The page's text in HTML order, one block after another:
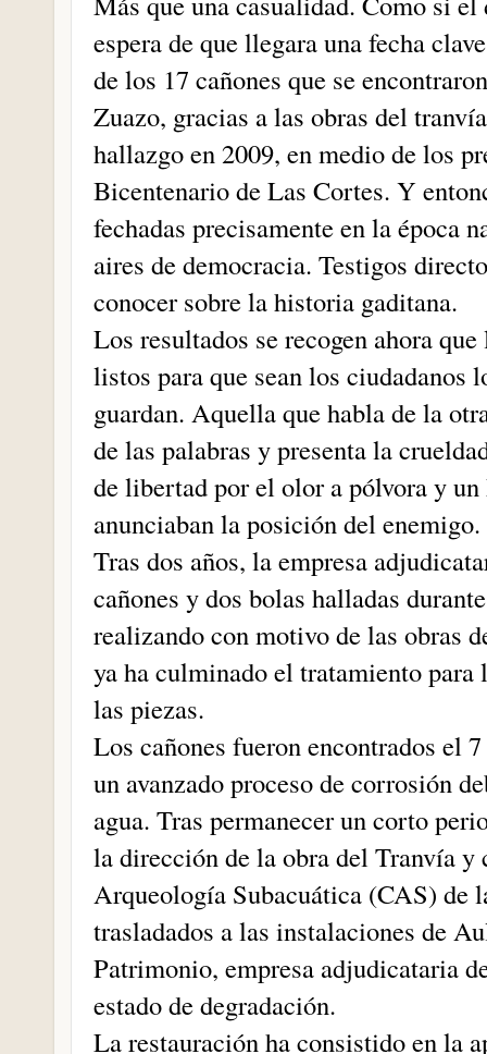
espera de que llegara una fecha
de los 17 cañones que se
Zuazo, gracias a las obras del
hallazgo en 2009, en medio de los
Bicentenario de Las Cortes. Y
fechadas precisamente en la época
aires de democracia. Testigos
conocer sobre la historia gaditana.
Los resultados se recogen ahora
listos para que sean los ciudadanos
guardan. Aquella que habla de la
de las palabras y presenta la
de libertad por el olor a pólvora y un
anunciaban la posición del enemigo.
Tras dos años, la empresa
cañones y dos bolas halladas
realizando con motivo de las obras
ya ha culminado el tratamiento
las piezas.
Los cañones fueron encontrados el
un avanzado proceso de corrosión
agua. Tras permanecer un corto
la dirección de la obra del Tranvía y
Arqueología Subacuática (CAS) de
trasladados a las instalaciones de
Patrimonio, empresa adjudicataria
estado de degradación.
La restauración ha consistido en la